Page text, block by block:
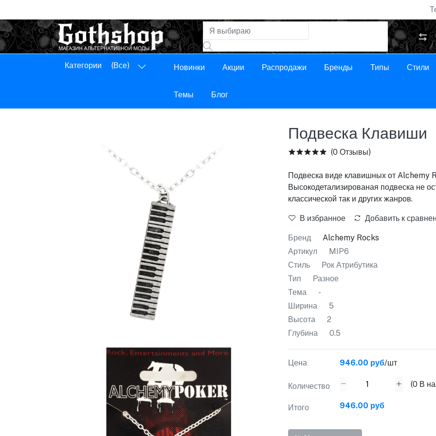
Панель управления
Категории (Все) Новинки Акции Распродажи Бренды Типы Стили
Темы Блог
Подвеска Клавиши
(0 Отзывы)
Подвеска виде клавишных от Alchemy
Высокодетализированая подвеска не
классической так и других жанров.
В избранное Добавить к
Бренд
Alchemy Rocks
Артикул
MIP6
Стиль
Рок Атрибутика
Тип
Разное
Тема
-
Ширина
5
Высота
2
Глубина
0.5
Цена 946.00 руб/шт
Количество (0В
Итого 946.00 руб